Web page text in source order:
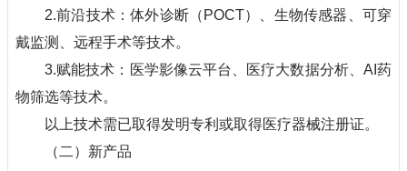
2.前沿技术：体外诊断（POCT）、生物传感器、可穿
戴监测、远程手术等技术。
3.赋能技术：医学影像云平台、医疗大数据分析、AI药
物筛选等技术。
以上技术需已取得发明专利或取得医疗器械注册证。
（二）新产品